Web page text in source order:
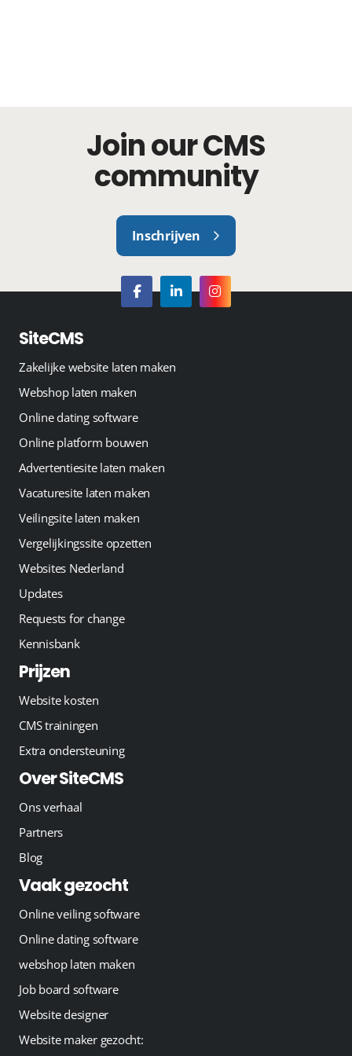
Join our CMS
community
Inschrijven
SiteCMS
Zakelijke website laten maken
Webshop laten maken
Online dating software
Online platform bouwen
Advertentiesite laten maken
Vacaturesite laten maken
Veilingsite laten maken
Vergelijkingssite opzetten
Websites Nederland
Updates
Requests for change
Kennisbank
Prijzen
Website kosten
CMS trainingen
Extra ondersteuning
Over SiteCMS
Ons verhaal
Partners
Blog
Vaak gezocht
Online veiling software
Online dating software
webshop laten maken
Job board software
Website designer
Website maker gezocht: